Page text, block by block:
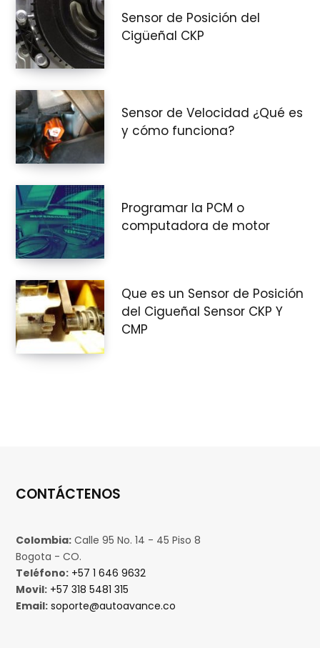
Sensor de Posición del
Cigüeñal CKP
Sensor de Velocidad ¿Qué es
y cómo funciona?
Programar la PCM o
computadora de motor
Que es un Sensor de Posición
del Cigueñal Sensor CKP Y
CMP
CONTÁCTENOS
Colombia: Calle 95 No. 14 - 45 Piso 8
Bogota - CO.
Teléfono: +57 1 646 9632
Movil: +57 318 5481 315
Email: soporte@autoavance.co